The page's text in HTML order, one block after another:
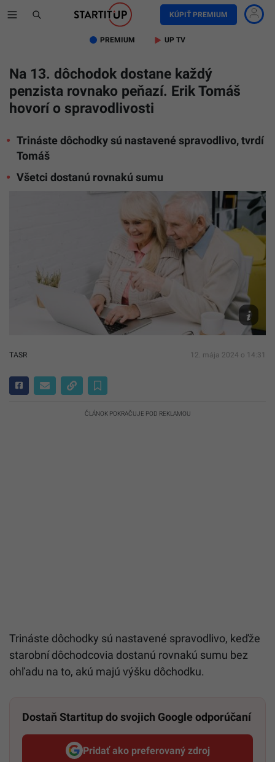
KÚPIŤ PREMIUM
PREMIUM UP TV
Na 13. dôchodok dostane každý
penzista rovnako peňazí. Erik Tomáš
hovorí o spravodlivosti
Trináste dôchodky sú nastavené spravodlivo, tvrdí
Tomáš
Všetci dostanú rovnakú sumu
Freepik/
TASR 12. mája 2024 o 14:31
ČLÁNOK POKRAČUJE POD REKLAMOU
Trináste dôchodky sú nastavené spravodlivo, keďže
starobní dôchodcovia dostanú rovnakú sumu bez
ohľadu na to, akú majú výšku dôchodku.
Dostaň Startitup do svojich Google odporúčaní
Pridať ako preferovaný zdroj
Startitup, odkaz sa otvorí v